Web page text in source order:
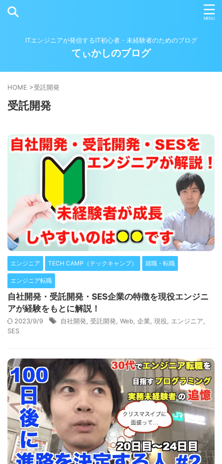
ITエンジニアが発信するIT初心者・未経験者のためのブログ
てぃかしのブログ
HOME >受託開発
受託開発
エンジニア TECH CAMP（テックキャンプ） 就職・転職
エンジニア転職
自社開発・受託開発・SES企業の特徴を現役エンジニ
アが経験をもとに解説！
2023/9/9 自社開発 受託開発 Web 企業 現役 エンジニア
SES